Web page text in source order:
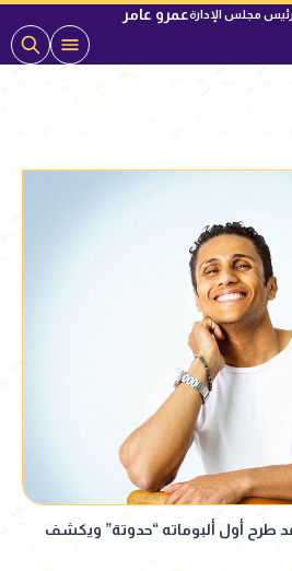
رئيس مجلس الإدارةعمرو عامر
أول ألبوماته “حدوتة” ويكشف